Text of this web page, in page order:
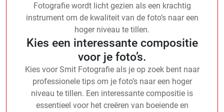
Fotografie wordt licht gezien als een krachtig
instrument om de kwaliteit van de foto’s naar een
hoger niveau te tillen.
Kies een interessante compositie
voor je foto’s.
Kies voor Smit Fotografie als je op zoek bent naar
professionele tips om je foto’s naar een hoger
niveau te tillen. Een interessante compositie is
essentieel voor het creëren van boeiende en